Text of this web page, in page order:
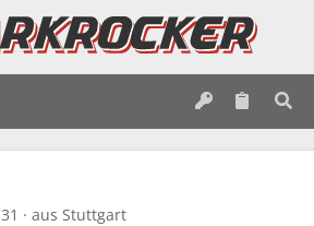
31 · aus Stuttgart